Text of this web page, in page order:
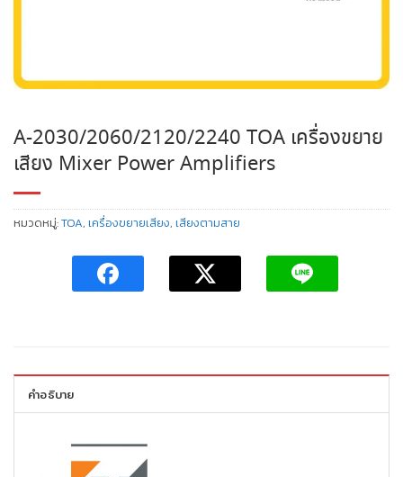
A-2030/2060/2120/2240 TOA เครื่องขยาย
เสียง Mixer Power Amplifiers
หมวดหมู่:TOA, เครื่องขยายเสียง, เสียงตามสาย
คำอธิบาย